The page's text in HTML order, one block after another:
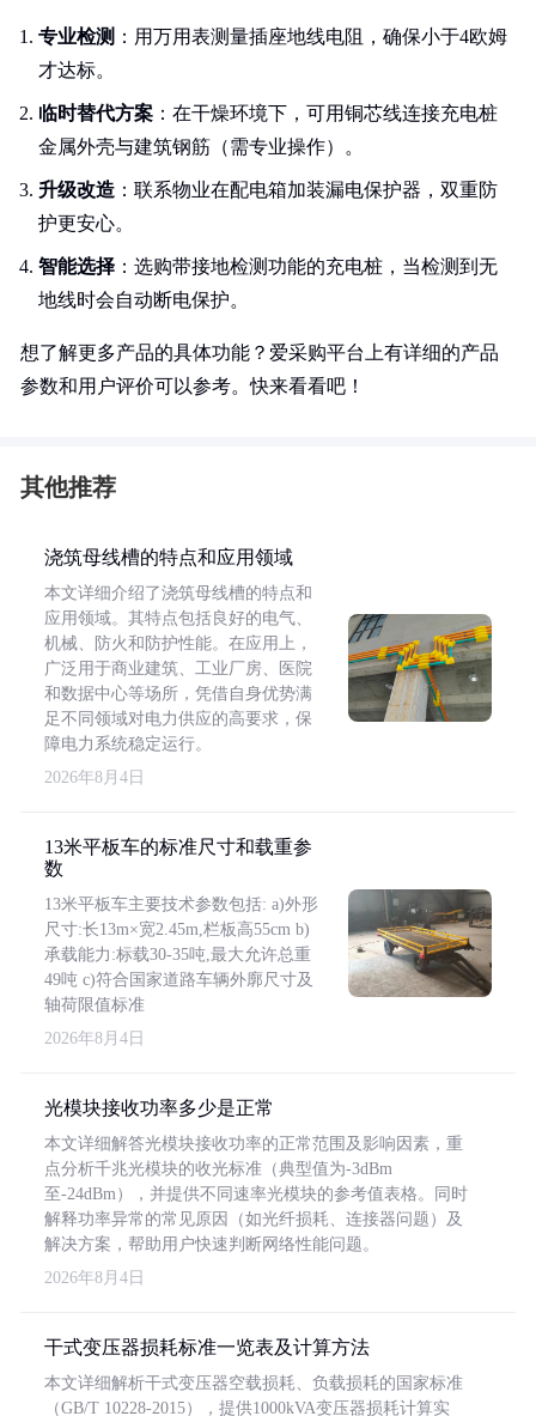
专业检测 ：用万用表测量插座地线电阻，确保小于4欧姆
才达标。
临时替代方案 ：在干燥环境下，可用铜芯线连接充电桩
金属外壳与建筑钢筋（需专业操作）。
升级改造 ：联系物业在配电箱加装漏电保护器，双重防
护更安心。
智能选择 ：选购带接地检测功能的充电桩，当检测到无
地线时会自动断电保护。
想了解更多产品的具体功能？爱采购平台上有详细的产品
参数和用户评价可以参考。快来看看吧！
其他推荐
浇筑母线槽的特点和应用领域
本文详细介绍了浇筑母线槽的特点和
应用领域。其特点包括良好的电气、
机械、防火和防护性能。在应用上，
广泛用于商业建筑、工业厂房、医院
和数据中心等场所，凭借自身优势满
足不同领域对电力供应的高要求，保
障电力系统稳定运行。
2026年8月4日
13米平板车的标准尺寸和载重参
数
13米平板车主要技术参数包括: a)外形
尺寸:长13m×宽2.45m,栏板高55cm b)
承载能力:标载30-35吨,最大允许总重
49吨 c)符合国家道路车辆外廓尺寸及
轴荷限值标准
2026年8月4日
光模块接收功率多少是正常
本文详细解答光模块接收功率的正常范围及影响因素，重
点分析千兆光模块的收光标准（典型值为-3dBm
至-24dBm），并提供不同速率光模块的参考值表格。同时
解释功率异常的常见原因（如光纤损耗、连接器问题）及
解决方案，帮助用户快速判断网络性能问题。
2026年8月4日
干式变压器损耗标准一览表及计算方法
本文详细解析干式变压器空载损耗、负载损耗的国家标准
（GB/T 10228-2015），提供1000kVA变压器损耗计算实